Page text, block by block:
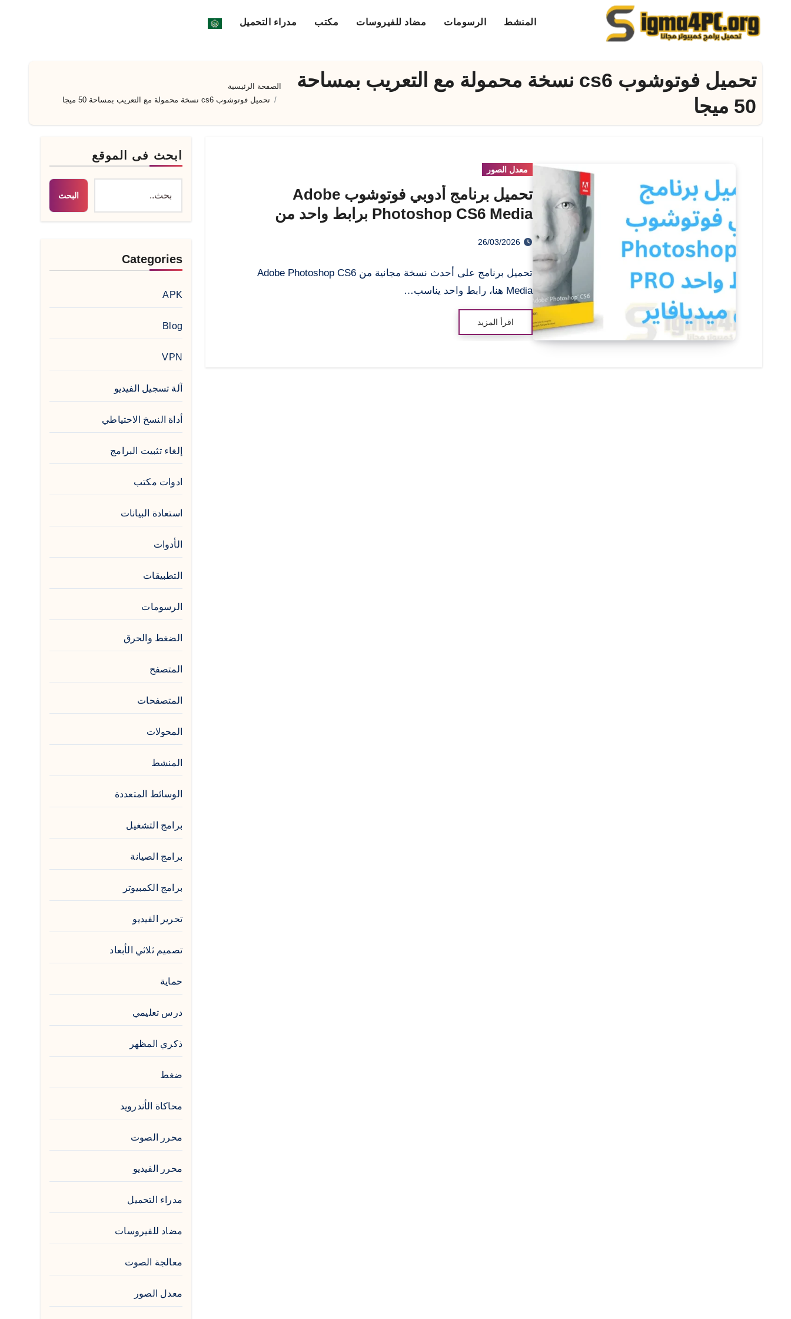
المنشط الرسومات مضاد للفيروسات مكتب مدراء التحميل
تحميل فوتوشوب cs6 نسخة محمولة مع التعريب بمساحة
50 ميجا
الصفحة الرئيسية
تحميل فوتوشوب cs6 نسخة محمولة مع التعريب بمساحة 50 ميجا
معدل الصور
تحميل برنامج أدوبي فوتوشوب Adobe
Photoshop CS6 Media برابط واحد من
ميديافاير
26/03/2026
تحميل برنامج على أحدث نسخة مجانية من Adobe Photoshop CS6
Media هنا، رابط واحد يناسب…
اقرأ المزيد
ابحث فى الموقع
البحث
Categories
APK
Blog
VPN
آلة تسجيل الفيديو
أداة النسخ الاحتياطي
إلغاء تثبيت البرامج
ادوات مكتب
استعادة البيانات
الأدوات
التطبيقات
الرسومات
الضغط والحرق
المتصفح
المتصفحات
المحولات
المنشط
الوسائط المتعددة
برامج التشغيل
برامج الصيانة
برامج الكمبيوتر
تحرير الفيديو
تصميم ثلاثي الأبعاد
حماية
درس تعليمي
ذكري المظهر
ضغط
محاكاة الأندرويد
محرر الصوت
محرر الفيديو
مدراء التحميل
مضاد للفيروسات
معالجة الصوت
معدل الصور